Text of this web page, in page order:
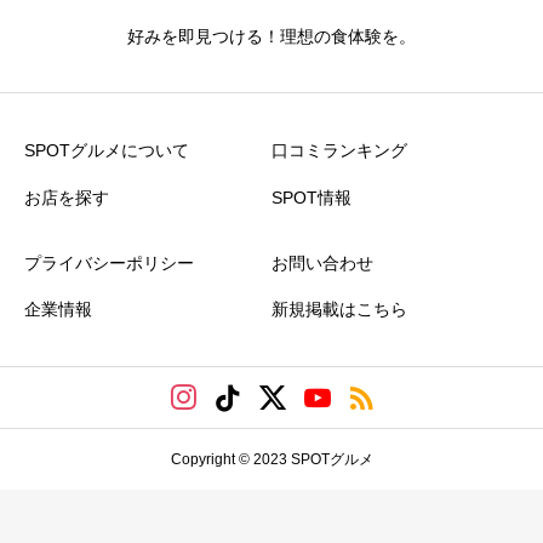
好みを即見つける！理想の食体験を。
SPOTグルメについて
お店を探す
口コミランキング
SPOT情報
プライバシーポリシー
企業情報
お問い合わせ
新規掲載はこちら
Copyright © 2023 SPOTグルメ